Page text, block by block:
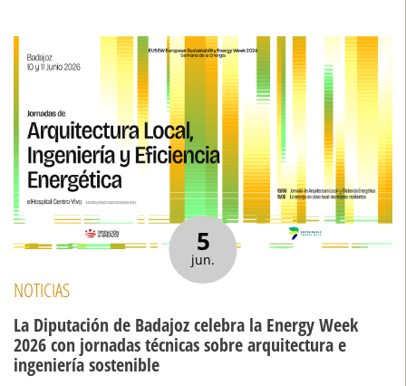
5
jun.
NOTICIAS
La Diputación de Badajoz celebra la Energy Week
2026 con jornadas técnicas sobre arquitectura e
ingeniería sostenible